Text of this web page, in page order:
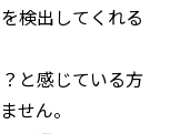
検出してくれる
と感じている方
せん。